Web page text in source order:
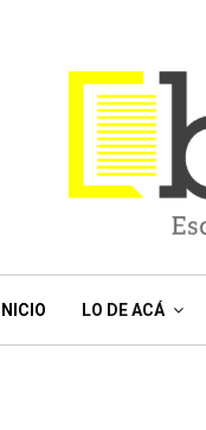
INICIO LO DE ACÁ